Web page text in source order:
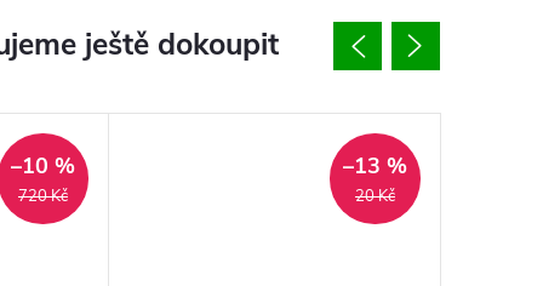
ještě dokoupit
720 Kč
–10 %
20 Kč
–13 %